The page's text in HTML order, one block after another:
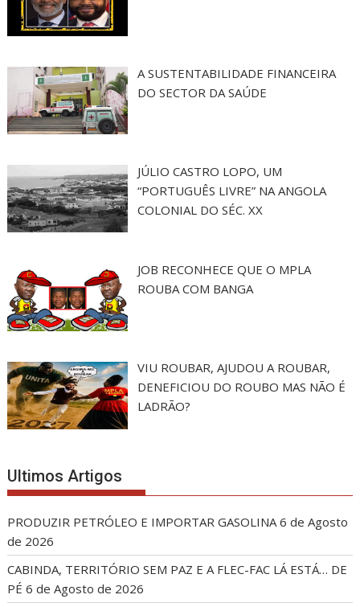
A SUSTENTABILIDADE FINANCEIRA
DO SECTOR DA SAÚDE
JÚLIO CASTRO LOPO, UM
“PORTUGUÊS LIVRE” NA ANGOLA
COLONIAL DO SÉC. XX
JOB RECONHECE QUE O MPLA
ROUBA COM BANGA
VIU ROUBAR, AJUDOU A ROUBAR,
DENEFICIOU DO ROUBO MAS NÃO É
LADRÃO?
Ultimos Artigos
PRODUZIR PETRÓLEO E IMPORTAR GASOLINA 6 de Agosto
de 2026
CABINDA, TERRITÓRIO SEM PAZ E A FLEC-FAC LÁ ESTÁ… DE
PÉ 6 de Agosto de 2026